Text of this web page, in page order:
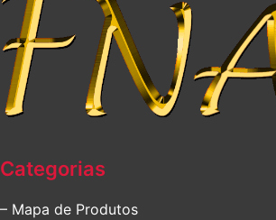
Categorias
– Mapa de Produtos